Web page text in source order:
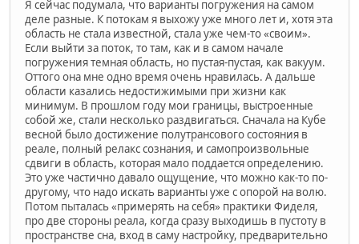
Я сейчас подумала, что варианты погружения на самом
деле разные. К потокам я выхожу уже много лет и, хотя эта
область не стала известной, стала уже чем-то «своим».
Если выйти за поток, то там, как и в самом начале
погружения темная область, но пустая-пустая, как вакуум.
Оттого она мне одно время очень нравилась. А дальше
области казались недостижимыми при жизни как
минимум. В прошлом году мои границы, выстроенные
собой же, стали несколько раздвигаться. Сначала на Кубе
весной было достижение полутрансового состояния в
реале, полный релакс сознания, и самопроизвольные
сдвиги в область, которая мало поддается определению.
Это уже частично давало ощущение, что можно как-то по-
другому, что надо искать варианты уже с опорой на волю.
Потом пыталась «примерять на себя» практики Фиделя,
про две стороны реала, когда сразу выходишь в пустоту в
пространстве сна, вход в саму настройку, предварительно